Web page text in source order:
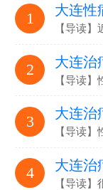
1 大连性
【导读
2 大连治
【导读
3 大连治
【导读
4 大连治
【导读